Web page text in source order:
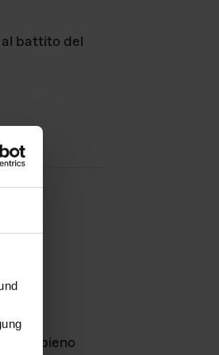
battito del
in pieno